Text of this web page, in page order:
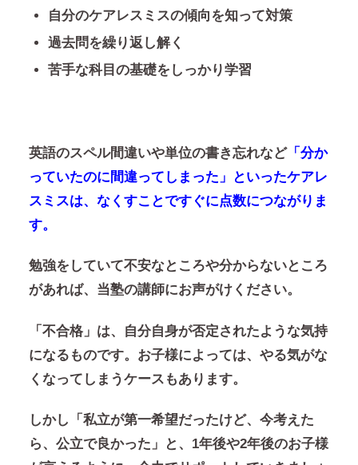
自分のケアレスミスの傾向を知って対策
過去問を繰り返し解く
苦手な科目の基礎をしっかり学習
英語のスペル間違いや単位の書き忘れなど「分か
っていたのに間違ってしまった」といったケアレ
スミスは、なくすことですぐに点数につながりま
す。
勉強をしていて不安なところや分からないところ
があれば、当塾の講師にお声がけください。
「不合格」は、自分自身が否定されたような気持
になるものです。お子様によっては、やる気がな
くなってしまうケースもあります。
しかし「私立が第一希望だったけど、今考えた
ら、公立で良かった」と、1年後や2年後のお子様